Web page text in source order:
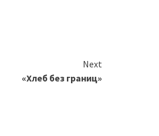
Next
«Хлеб без границ»